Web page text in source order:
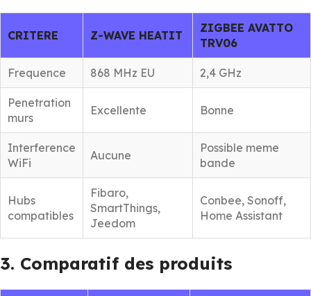
CRITERE Z-WAVE HEATIT
ZIGBEE AVATTO
TRV06
Frequence 868 MHz EU 2,4 GHz
Penetration
murs
Excellente Bonne
Interference
WiFi
Aucune
Possible meme
bande
Hubs
compatibles
Fibaro,
SmartThings,
Jeedom
Conbee, Sonoff,
Home Assistant
3. Comparatif des produits